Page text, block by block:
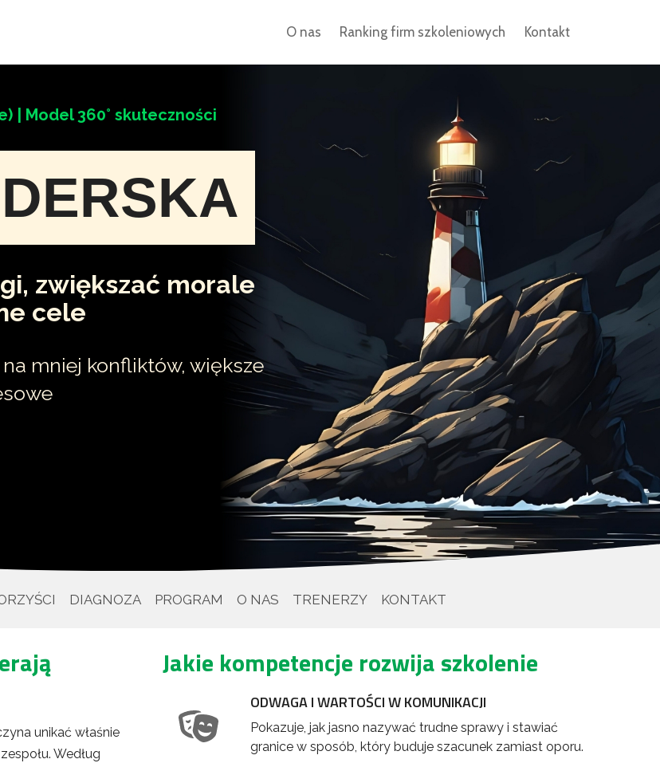
O nas Ranking firm szkoleniowych Kontakt
| Model 360° skuteczności
zwiększać morale
cele
mniej konfliktów, większe
DIAGNOZA PROGRAM O NAS TRENERZY KONTAKT
unikać właśnie
Według
Jakie kompetencje rozwija szkolenie
ODWAGA I WARTOŚCI W KOMUNIKACJI
Pokazuje, jak jasno nazywać trudne sprawy i stawiać
granice w sposób, który buduje szacunek zamiast oporu.